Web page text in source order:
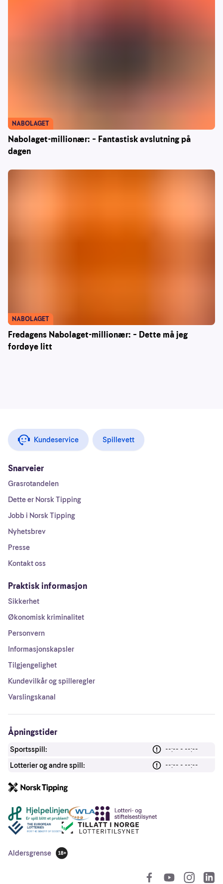
Nabolaget-millionær: – Fantastisk avslutning på
dagen
NABOLAGET
Fredagens Nabolaget-millionær: – Dette må jeg
fordøye litt
NABOLAGET
Kundeservice Spillevett
Snarveier
Grasrotandelen
Dette er Norsk Tipping
Jobb i Norsk Tipping
Nyhetsbrev
Presse
Kontakt oss
Praktisk informasjon
Sikkerhet
Økonomisk kriminalitet
Personvern
Informasjonskapsler
Tilgjengelighet
Kundevilkår og spilleregler
Varslingskanal
Åpningstider
Sportsspill:
--:-- - --:--
Lotterier og andre spill:
--:-- - --:--
Andre lenker
Aldersgrense
18 år